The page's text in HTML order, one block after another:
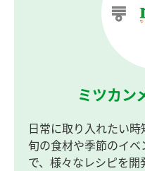
ミツカン
日常に取り入れたい時
旬の食材や季節のイベ
で、様々なレシピを開